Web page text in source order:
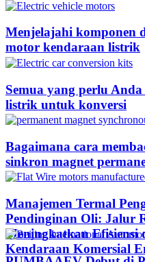
Menjelajahi komponen
motor kendaraan listrik
Semua yang perlu
listrik untuk konversi
Bagaimana cara
sinkron magnet
Manajemen Termal
Pendinginan Oli: Jalur
Meningkatkan Efisiensi
Kendaraan Komersial